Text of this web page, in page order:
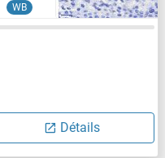
WB
Détails